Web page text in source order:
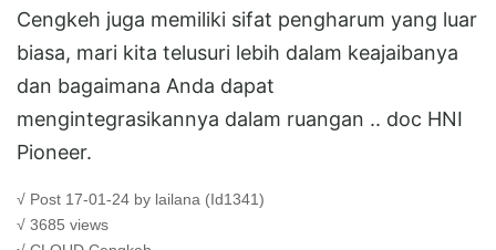
Cengkeh juga memiliki sifat pengharum yang luar
biasa, mari kita telusuri lebih dalam keajaibanya
dan bagaimana Anda dapat
mengintegrasikannya dalam ruangan .. doc HNI
Pioneer.
√ Post 17-01-24 by lailana (Id1341)
√ 3685 views